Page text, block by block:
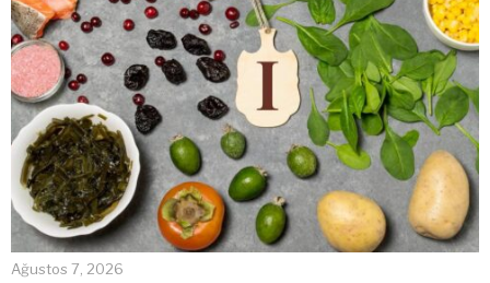
Ağustos 7, 2026